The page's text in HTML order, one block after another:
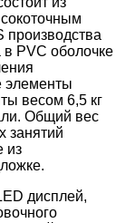
в PVC оболочке
элементы
весом 6,5 кг
Общий вес
занятий
из
дисплей,